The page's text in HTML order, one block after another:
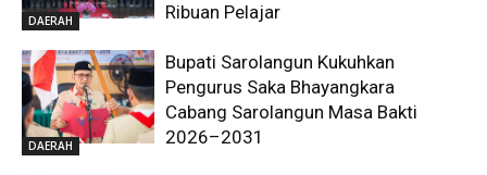
DAERAH
Ribuan Pelajar
DAERAH
Bupati Sarolangun Kukuhkan
Pengurus Saka Bhayangkara
Cabang Sarolangun Masa Bakti
2026–2031